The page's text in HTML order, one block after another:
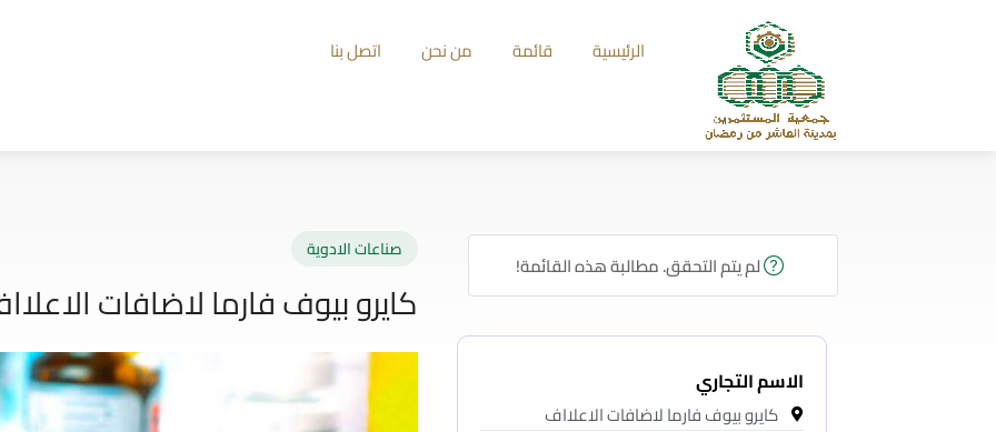
الرئيسية قائمة من نحن اتصل بنا
صناعات الادوية
كايرو بيوف فارما لاضافات
لم يتم التحقق. مطالبة هذه القائمة!
الاسم التجاري
كايرو بيوف فارما لاضافات الاعلااف